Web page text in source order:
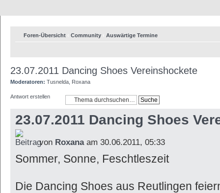
Foren-Übersicht Community Auswärtige Termine
23.07.2011 Dancing Shoes Vereinshockete
Moderatoren: Tusnelda Roxana
Antwort erstellen
23.07.2011 Dancing Shoes
von Roxanaam 30.06.2011, 05:33
Sommer, Sonne, Feschtleszeit
Die Dancing Shoes aus Reutlingen